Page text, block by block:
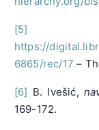
[5]
https://
6865/rec/17 –
[6] B. Ivešić,
169-172.